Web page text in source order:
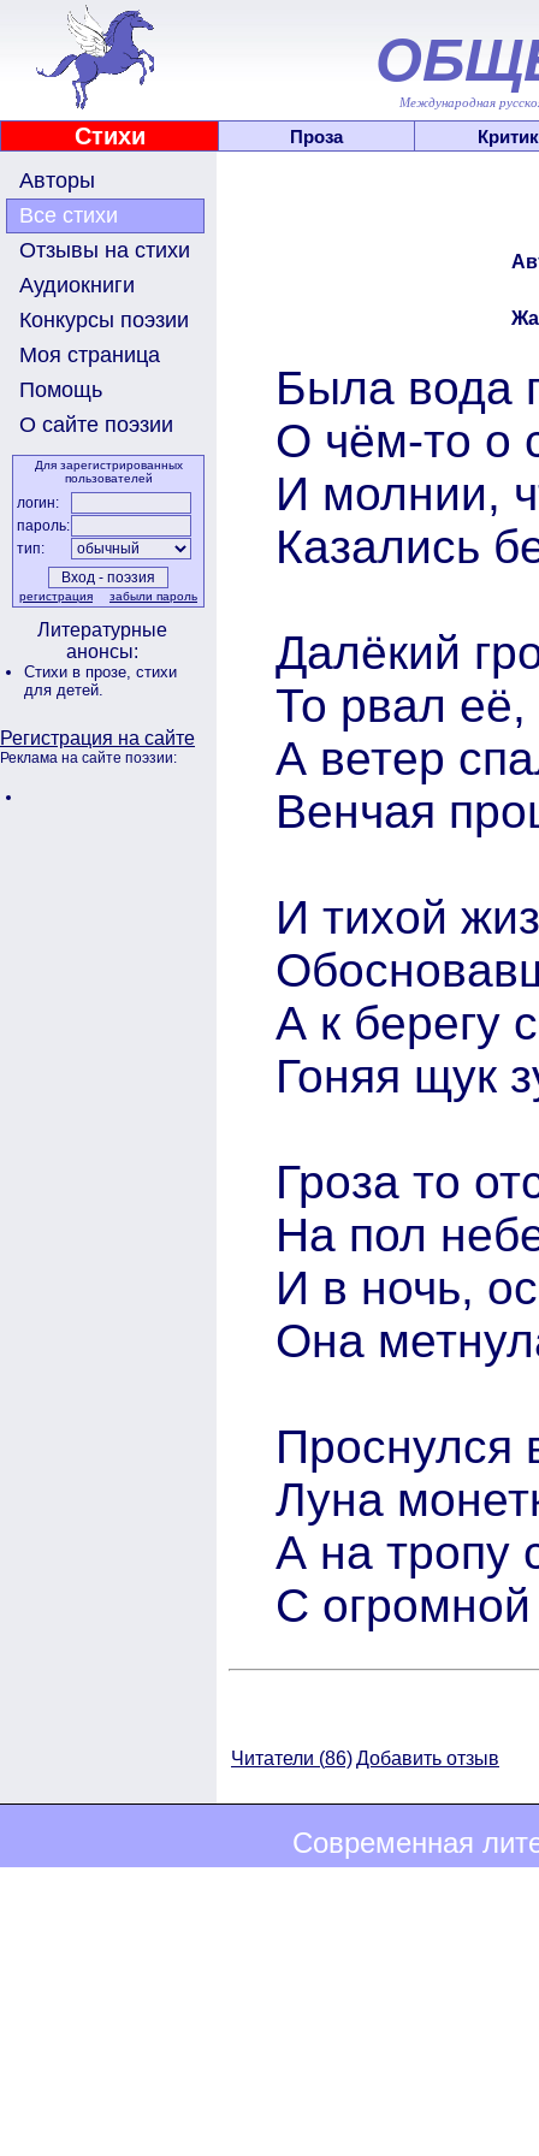
Международная
Стихи Проза
Авторы
Все стихи
Отзывы на стихи
Аудиокниги
Конкурсы поэзии
Моя страница
Помощь
О сайте поэзии
Для зарегистрированных
пользователей
логин:
пароль:
тип:
регистрация забыли пароль
Литературные
анонсы:
Стихи в прозе, стихи
для детей.
Регистрация на сайте
Реклама на сайте поэзии:
Была вода
О чём-то о
И молнии,
Казались
Далёкий
То рвал
А ветер
Венчая
И тихой
А к берегу
Гоняя щук
Гроза то
На пол
И в ночь,
Она
Проснулся
Луна
А на тропу
С
Читатели (86)Добавить отзыв
Современная